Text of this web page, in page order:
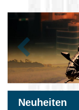
Zurück
Neuheiten